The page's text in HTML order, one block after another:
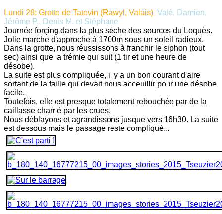
Lundi 28: Grotte de Tatevin (Rawyl, Valais) Valé, Damien,
Jérôme P., Denis M. et Stéphane
Journée forçing dans la plus sèche des sources du Loquès.
Jolie marche d'approche à 1700m sous un soleil radieux.
Dans la grotte, nous réussissons à franchir le siphon (tout
sec) ainsi que la trémie qui suit (1 tir et une heure de
désobe).
La suite est plus compliquée, il y a un bon courant d'aire
sortant de la faille qui devait nous acceuillir pour une désobe
facile.
Toutefois, elle est presque totalement rebouchée par de la
caillasse charrié par les crues.
Nous déblayons et agrandissons jusque vers 16h30. La suite
est dessous mais le passage reste compliqué...